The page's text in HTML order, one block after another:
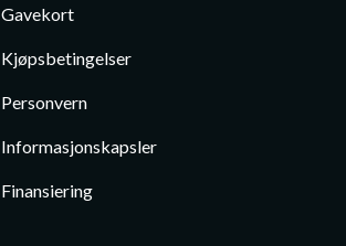
Gavekort
Kjøpsbetingelser
Personvern
Informasjonskapsler
Finansiering